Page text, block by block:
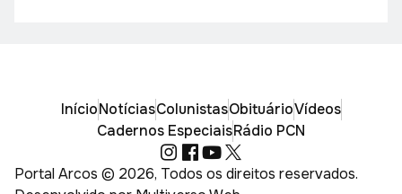
InícioNotíciasColunistasObituárioVídeos
Cadernos EspeciaisRádio PCN
Portal Arcos © 2026, Todos os direitos reservados.